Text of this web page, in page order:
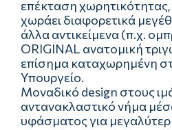
επέκταση
χωράει διαφορετικά
άλλα αντικείμενα (π.χ.
ORIGINAL ανατομική
επίσημα καταχωρημένη
Υπουργείο.
Μοναδικό design στους
αντανακλαστικό νήμα
υφάσματος για